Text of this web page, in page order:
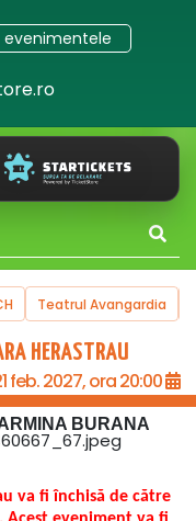
evenimentele
Teatrul Avangardia
HERASTRAU
feb. 2027, ora 20:00
BURANA
va fi închisă de către